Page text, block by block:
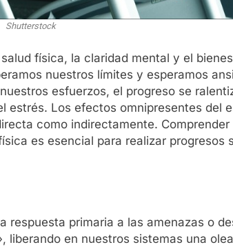
Shutterstock
física, la claridad mental y el
nuestros límites y esperamos
esfuerzos, el progreso se
estrés. Los efectos omnipresentes del
como indirectamente. Comprender
es esencial para realizar progresos
respuesta primaria a las amenazas o
liberando en nuestros sistemas una